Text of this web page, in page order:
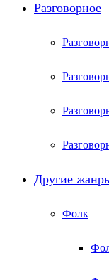
Разговорное
Другие
Фолк